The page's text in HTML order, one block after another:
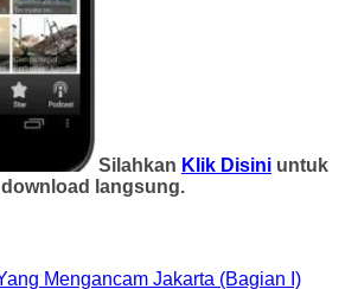
Silahkan Klik Disini untuk
download langsung.